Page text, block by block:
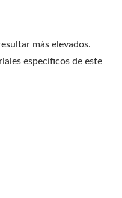
más elevados.
específicos de este